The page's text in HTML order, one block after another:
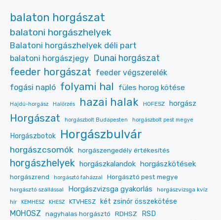
balaton horgászat
balatoni horgászhelyek
Balatoni horgászhelyek déli part
balatoni horgászjegy Dunai horgászat
feeder horgászat feeder végszerelék
fogási napló folyami hal füles horog kötése
Hajdú-horgász Halőrzés hazai halak HOFESZ horgász
Horgászat horgászbolt Budapesten horgászbolt pest megye
Horgászbotok Horgászbulvár
horgászcsomók horgászengedély értékesítés
horgászhelyek horgászkalandok horgászkötések
horgászrend horgásztó faházzal Horgásztó pest megye
horgásztó szállással Horgászvizsga gyakorlás
horgászvizsga kvíz
hír
KEMHESZ KHESZ KTVHESZ két zsinór összekötése
MOHOSZ nagyhalas horgásztó RDHSZ RSD